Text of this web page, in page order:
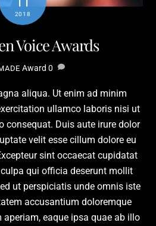
2018
Voice Awards
Award 0
aliqua. Ut enim ad minim
ullamco laboris nisi ut
consequat. Duis aute irure dolor
velit esse cillum dolore eu
sint occaecat cupidatat
qui officia deserunt mollit
ut perspiciatis unde omnis iste
accusantium doloremque
eaque ipsa quae ab illo